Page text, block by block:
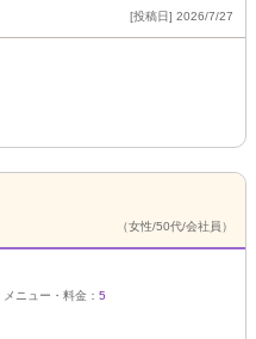
[投稿日] 2026/7/27
（女性/50代/会社員）
メニュー・料金： 5